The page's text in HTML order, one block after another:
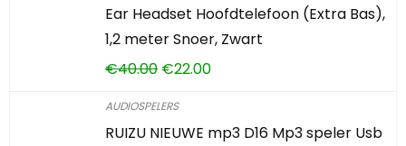
Ear Headset Hoofdtelefoon (Extra Bas),
1,2 meter Snoer, Zwart
€40.00 €22.00
AUDIOSPELERS
RUIZU NIEUWE mp3 D16 Mp3 speler Usb